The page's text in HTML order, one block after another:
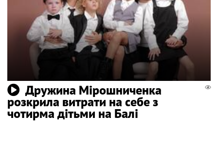
Дружина Мірошниченка
розкрила витрати на себе з
чотирма дітьми на Балі